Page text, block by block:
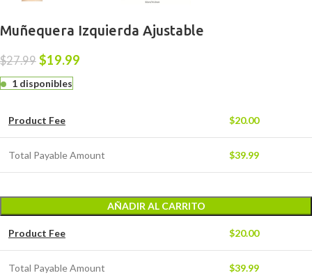
Muñequera Izquierda Ajustable
$27.99 $19.99
1 disponibles
Product Fee $20.00
Total Payable Amount $39.99
AÑADIR AL CARRITO
Product Fee $20.00
Total Payable Amount $39.99